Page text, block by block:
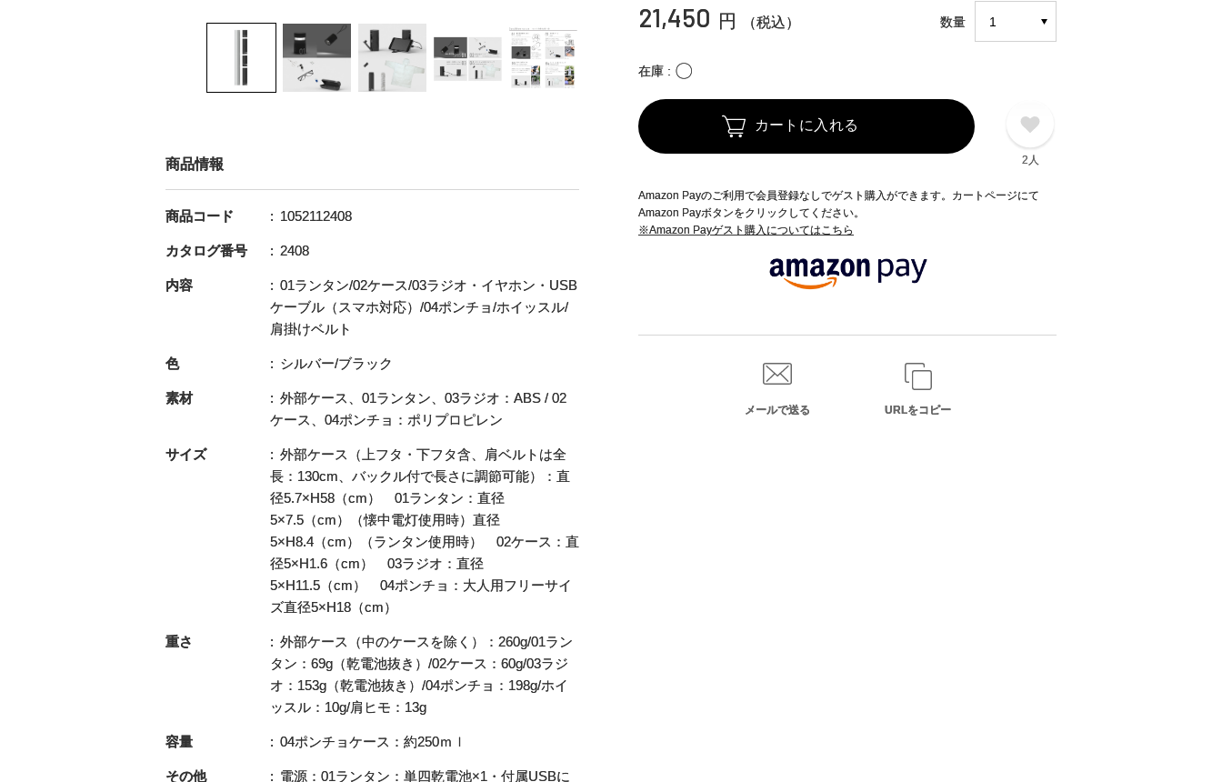
21,450 円 （税込） 数量
在庫 〇
カートに入れる
2人
Amazon Payのご利用で会員登録なしでゲスト購入ができます。カートページにて
Amazon Payボタンをクリックしてください。
※Amazon Payゲスト購入についてはこちら
メールで送る URLをコピー
商品情報
商品コード 1052112408
カタログ番号 2408
内容
01ランタン/02ケース/03ラジオ・イヤホン・USB
ケーブル（スマホ対応）/04ポンチョ/ホイッスル/
肩掛けベルト
色 シルバー/ブラック
素材
外部ケース、01ランタン、03ラジオ：ABS / 02
ケース、04ポンチョ：ポリプロピレン
サイズ
外部ケース（上フタ・下フタ含、肩ベルトは全
長：130cm、バックル付で長さに調節可能）：直
径5.7×H58（cm） 01ランタン：直径
5×7.5（cm）（懐中電灯使用時）直径
5×H8.4（cm）（ランタン使用時） 02ケース：直
径5×H1.6（cm） 03ラジオ：直径
5×H11.5（cm） 04ポンチョ：大人用フリーサイ
ズ直径5×H18（cm）
重さ
外部ケース（中のケースを除く）：260g/01ラン
タン：69g（乾電池抜き）/02ケース：60g/03ラジ
オ：153g（乾電池抜き）/04ポンチョ：198g/ホイ
ッスル：10g/肩ヒモ：13g
容量 04ポンチョケース：約250ｍｌ
その他
電源：01ランタン：単四乾電池×1・付属USBに